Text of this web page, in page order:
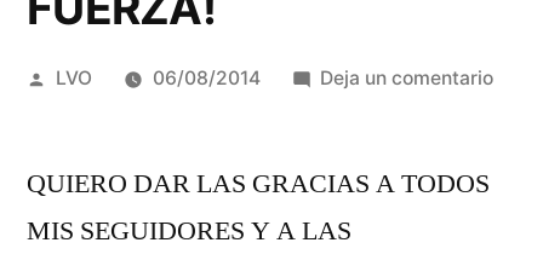
Publicado
LVO 06/08/2014 Deja un comentarioen
QUIERO DAR LAS GRACIAS A TODOS
MIS SEGUIDORES Y A LAS